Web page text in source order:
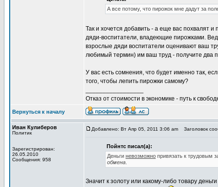
А все потому, что пирожок мне дадут за
Так и хочется добавить - а еще вас похвалят и
дяди-воспитатели, владеющие пирожками.
взрослые дяди воспитатели оценивают ваш
любимый термин) им ваш труд - получите два
У вас есть сомнения, что будет именно так,
того, чтобы лепить пирожки самому?
Отказ от стоимости в экономике - путь к
Вернуться к началу
Иван Кулиберов
Политик
Зарегистрирован:
26.05.2010
Сообщения: 958
Добавлено: Вт Апр 05, 2011 3:06 am Заголовок
Пойнтс писал(а):
Деньги невозможно привязать к
обмена
Значит к золоту или какому-либо товару